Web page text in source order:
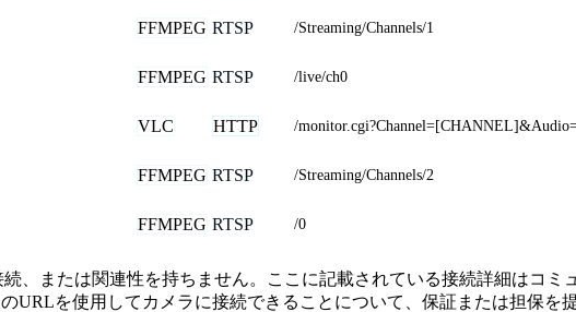
FFMPEG RTSP /Streaming/Channels/1
FFMPEG RTSP /live/ch0
VLC HTTP /
FFMPEG RTSP /Streaming/Channels/2
FFMPEG RTSP /0
続、または関連性を持ちません。ここに記載されている接続詳細はコ
URLを使用してカメラに接続できることについて、保証または担保を